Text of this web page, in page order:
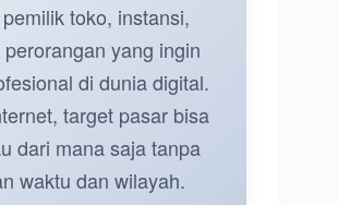
toko, instansi,
yang ingin
di dunia digital.
target pasar bisa
dari mana saja tanpa
waktu dan wilayah.